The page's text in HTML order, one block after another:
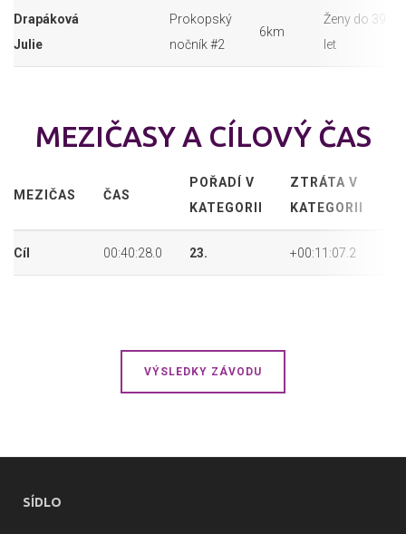
Drapáková
Julie
Prokopský
nočník #2
6km
Ženy do 39
let
MEZIČASY A CÍLOVÝ ČAS
MEZIČAS ČAS
POŘADÍ V
KATEGORII
ZTRÁTA V
KATEGORII
Cíl 00:40:28.0 23. +00:11:07.2
VÝSLEDKY ZÁVODU
SÍDLO